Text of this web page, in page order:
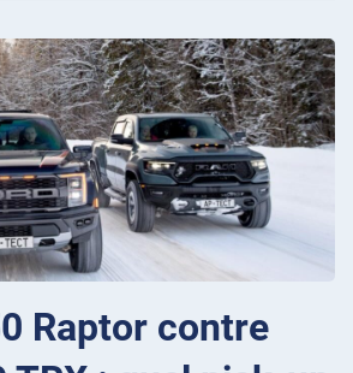
Raptor contre